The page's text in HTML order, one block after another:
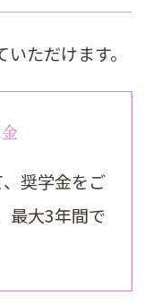
ただけます。
奨学金をご
最大3年間で